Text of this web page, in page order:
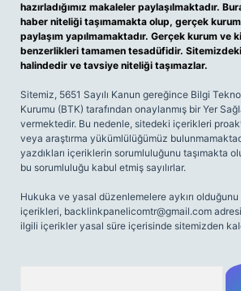
hazırladığımız makaleler paylaşılmaktadır.
haber niteliği taşımamakta olup, gerçek
paylaşım yapılmamaktadır. Gerçek kurum ve
benzerlikleri tamamen tesadüfidir.
halindedir ve tavsiye niteliği taşımazlar.
Sitemiz, 5651 Sayılı Kanun gereğince Bilgi
Kurumu (BTK) tarafından onaylanmış bir Yer
vermektedir. Bu nedenle, sitedeki içerikleri
veya araştırma yükümlülüğümüz
yazdıkları içeriklerin sorumluluğunu taşımakta
bu sorumluluğu kabul etmiş sayılırlar.
Hukuka ve yasal düzenlemelere aykırı
içerikleri, backlinkpanelicomtr@gmail.com
ilgili içerikler yasal süre içerisinde sitemizden